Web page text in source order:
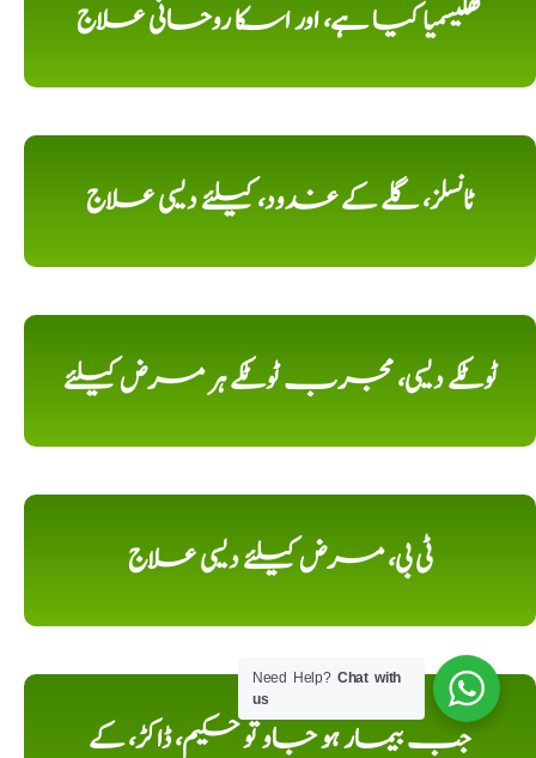
تھلیسمیا کیا ہے، اور اسکا روحانی علاج
ٹانسلز، گلے کے غدود، کیلئے دیسی علاج
ٹوٹکے دیسی، مجرب ٹوٹکے ہر مرض کیلئے
ٹی بی، مرض کیلئے دیسی علاج
جب بیمار ہو جاو تو حکیم، ڈاکڑ، کے
Need Help?Chat with
us